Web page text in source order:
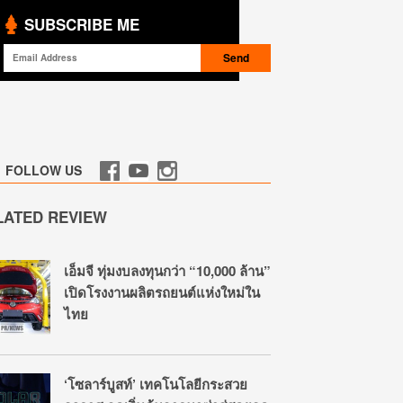
SUBSCRIBE ME
FOLLOW US
REVIEW
เอ็มจี ทุ่มงบลงทุนกว่า “10,000 ล้าน”
เปิดโรงงานผลิตรถยนต์แห่งใหม่ใน
ไทย
‘โซลาร์บูสท์’ เทคโนโลยีกระสวย